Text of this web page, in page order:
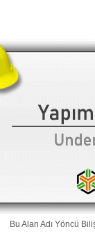
Bu Alan Adı Yöncü